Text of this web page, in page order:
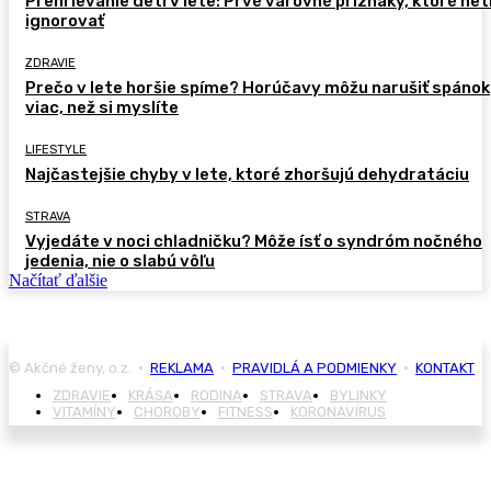
ignorovať
ZDRAVIE
Prečo v lete horšie spíme? Horúčavy môžu narušiť spánok
viac, než si myslíte
LIFESTYLE
Najčastejšie chyby v lete, ktoré zhoršujú dehydratáciu
STRAVA
Vyjedáte v noci chladničku? Môže ísť o syndróm nočného
jedenia, nie o slabú vôľu
Načítať ďalšie
© Akčné ženy, o.z. • REKLAMA • PRAVIDLÁ A PODMIENKY • KONTAKT
ZDRAVIE
KRÁSA RODINA STRAVA
BYLINKY
VITAMÍNY
CHOROBY FITNESS KORONAVÍRUS